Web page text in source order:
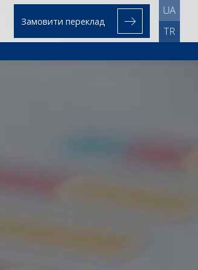
Замовити переклад
UA
TR